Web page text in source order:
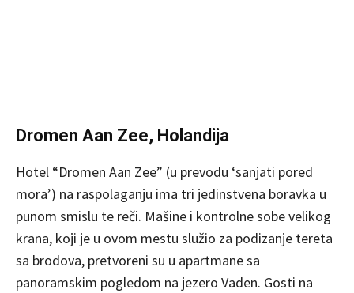
Dromen Aan Zee, Holandija
Hotel “Dromen Aan Zee” (u prevodu ‘sanjati pored
mora’) na raspolaganju ima tri jedinstvena boravka u
punom smislu te reči. Mašine i kontrolne sobe velikog
krana, koji je u ovom mestu služio za podizanje tereta
sa brodova, pretvoreni su u apartmane sa
panoramskim pogledom na jezero Vaden. Gosti na